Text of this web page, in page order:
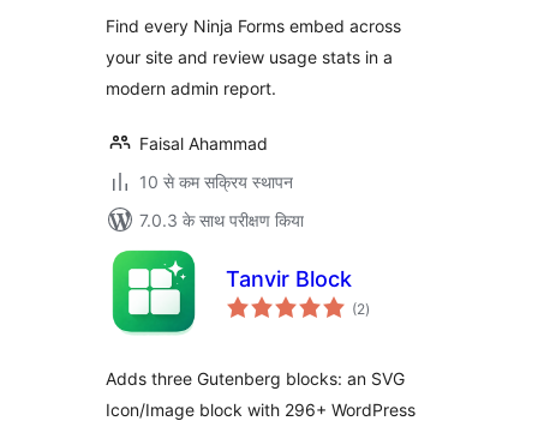
Find every Ninja Forms embed across
your site and review usage stats in a
modern admin report.
Faisal Ahammad
10 से कम सक्रिय स्थापन
7.0.3 के साथ परीक्षण किया
Tanvir Block
(2कुल
दर)
Adds three Gutenberg blocks: an SVG
Icon/Image block with 296+ WordPress